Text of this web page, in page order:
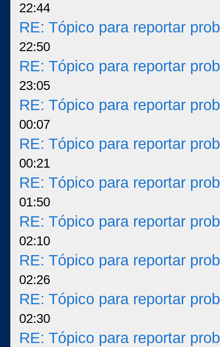
22:44
RE: Tópico para reportar
22:50
RE: Tópico para reportar
23:05
RE: Tópico para reportar
00:07
RE: Tópico para reportar
00:21
RE: Tópico para reportar
01:50
RE: Tópico para reportar
02:10
RE: Tópico para reportar
02:26
RE: Tópico para reportar
02:30
RE: Tópico para reportar